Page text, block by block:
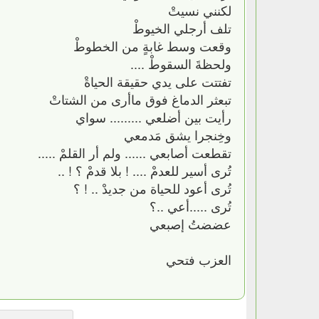
لكنني نسيتْ
تلف أرجلي الخيوطْ
وقعت وسط غابةٍ من الخطوطْ
ولحظةَ السقوطْ ....
تفتتت على يدي حقيقة الحياةْ
تبعثر الدماغ فوق ماأرى من الشتاتْ
رأيت بين أضلعي ......... سواي
وخِنجرا يشق مَدمعي
تقطعت أصابعي ...... ولم أر القلمْ .....
تُرى أسير للعدمْ .... ! بلا قدمْ ؟ ! ..
تُرى أعود للحياة من جديدْ .. ! ؟
تُرى .....أعي ..؟
عضضتُ إصبعي
العزب فتحي